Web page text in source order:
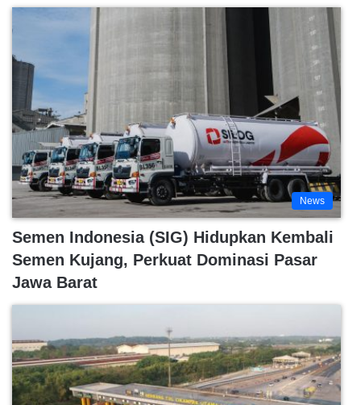
News
Semen Indonesia (SIG) Hidupkan Kembali
Semen Kujang, Perkuat Dominasi Pasar
Jawa Barat